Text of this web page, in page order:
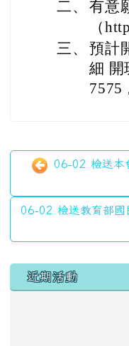
二、 有意
（
三、 預計
細 開
7575
06-02 檢送本
06-02 檢送教育部國
左邊區域內容
近期活動